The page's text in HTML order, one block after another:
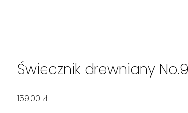
Świecznik drewniany No.9
159,00 złCena